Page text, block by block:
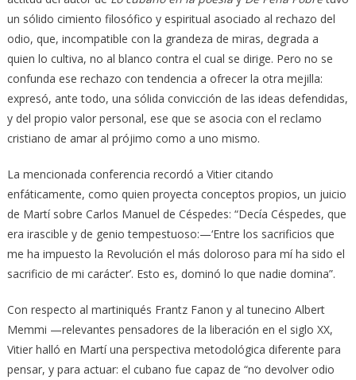
un sólido cimiento filosófico y espiritual asociado al rechazo del
odio, que, incompatible con la grandeza de miras, degrada a
quien lo cultiva, no al blanco contra el cual se dirige. Pero no se
confunda ese rechazo con tendencia a ofrecer la otra mejilla:
expresó, ante todo, una sólida convicción de las ideas defendidas,
y del propio valor personal, ese que se asocia con el reclamo
cristiano de amar al prójimo como a uno mismo.
La mencionada conferencia recordó a Vitier citando
enfáticamente, como quien proyecta conceptos propios, un juicio
de Martí sobre Carlos Manuel de Céspedes: “Decía Céspedes, que
era irascible y de genio tempestuoso:—‘Entre los sacrificios que
me ha impuesto la Revolución el más doloroso para mí ha sido el
sacrificio de mi carácter’. Esto es, dominó lo que nadie domina”.
Con respecto al martiniqués Frantz Fanon y al tunecino Albert
Memmi —relevantes pensadores de la liberación en el siglo XX,
Vitier halló en Martí una perspectiva metodológica diferente para
pensar, y para actuar: el cubano fue capaz de “no devolver odio